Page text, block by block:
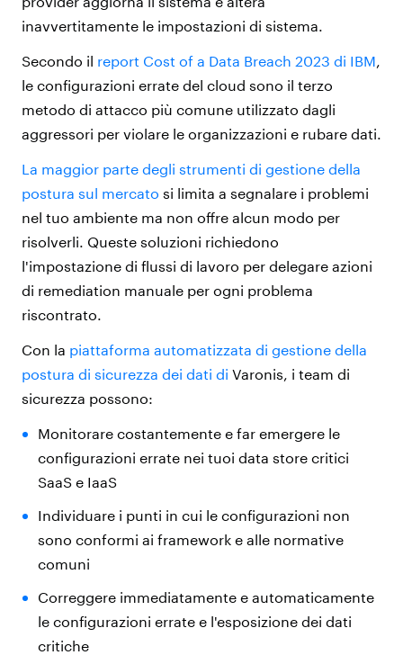
inavvertitamente le impostazioni di sistema.
Secondo il report Cost of a Data Breach 2023 di IBM
le configurazioni errate del cloud sono il terzo
metodo di attacco più comune utilizzato dagli
aggressori per violare le organizzazioni e rubare dati.
La maggior parte degli strumenti di gestione della
postura sul mercato si limita a segnalare i problemi
nel tuo ambiente ma non offre alcun modo per
risolverli. Queste soluzioni richiedono
l'impostazione di flussi di lavoro per delegare azioni
di remediation manuale per ogni problema
riscontrato.
Con la piattaforma automatizzata di gestione della
postura di sicurezza dei dati di Varonis, i team di
sicurezza possono:
Monitorare costantemente e far emergere le
configurazioni errate nei tuoi data store critici
SaaS e IaaS
Individuare i punti in cui le configurazioni non
sono conformi ai framework e alle normative
comuni
Correggere immediatamente e automaticamente
le configurazioni errate e l'esposizione dei dati
critiche